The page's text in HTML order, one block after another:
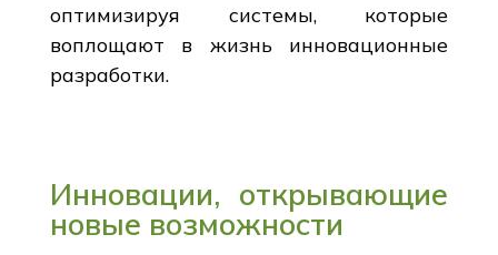
оптимизируя системы, которые
воплощают в жизнь инновационные
разработки.
Инновации, открывающие
новые возможности